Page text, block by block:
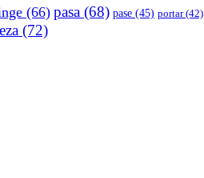
(66) pasa (68) pase (45) portar(42)
(72)